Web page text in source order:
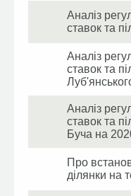
Аналіз
ставок та
Аналіз
ставок та
Аналіз
ставок та
Буча на
Про
ділянки на